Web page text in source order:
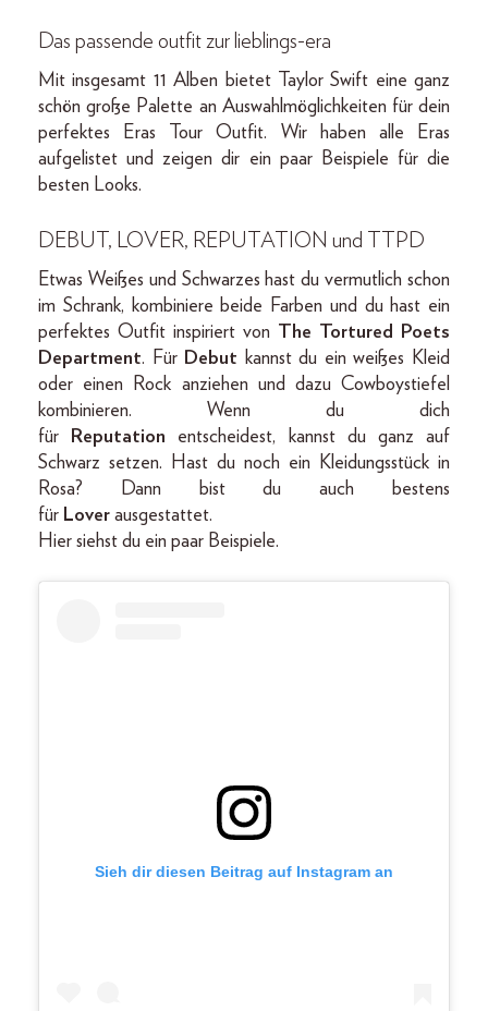
Das passende outfit zur lieblings-era
Mit insgesamt 11 Alben bietet Taylor Swift eine ganz
schön große Palette an Auswahlmöglichkeiten für dein
perfektes Eras Tour Outfit. Wir haben alle Eras
aufgelistet und zeigen dir ein paar Beispiele für die
besten Looks.
DEBUT, LOVER, REPUTATION und TTPD
Etwas Weißes und Schwarzes hast du vermutlich schon
im Schrank, kombiniere beide Farben und du hast ein
perfektes Outfit inspiriert von The Tortured Poets
Department. Für Debut kannst du ein weißes Kleid
oder einen Rock anziehen und dazu Cowboystiefel
kombinieren. Wenn du dich
für
Reputation entscheidest, kannst du ganz auf
Schwarz setzen. Hast du noch ein Kleidungsstück in
Rosa? Dann bist du auch bestens
für Lover ausgestattet.
Hier siehst du ein paar Beispiele.
Sieh dir diesen Beitrag auf Instagram an